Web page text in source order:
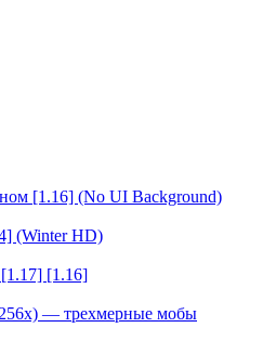
[1.16] (No UI Background)
(Winter HD)
[1.16]
— трехмерные мобы